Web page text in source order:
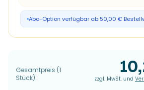
Abo-Option verfügbar ab 50,00 €
Gesamtpreis (1
Stück): zzgl. MwSt. und